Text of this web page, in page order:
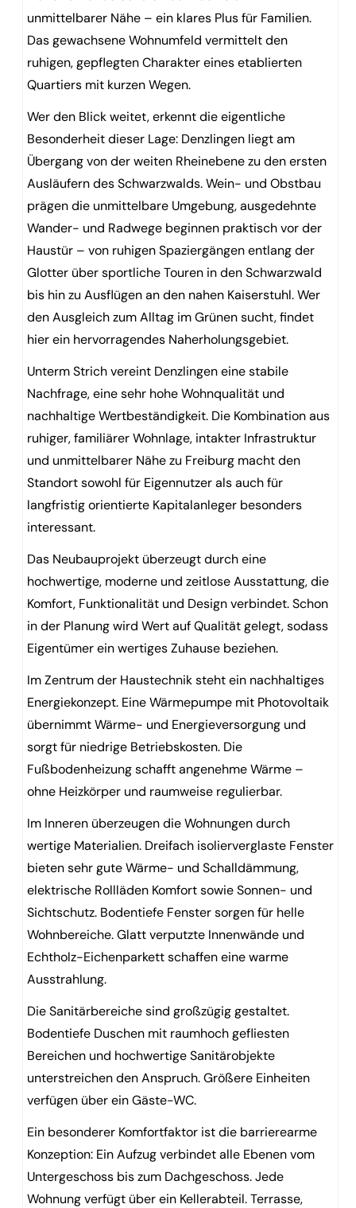
unmittelbarer Nähe – ein klares Plus für Familien.
Das gewachsene Wohnumfeld vermittelt den
ruhigen, gepflegten Charakter eines etablierten
Quartiers mit kurzen Wegen.
Wer den Blick weitet, erkennt die eigentliche
Besonderheit dieser Lage: Denzlingen liegt am
Übergang von der weiten Rheinebene zu den ersten
Ausläufern des Schwarzwalds. Wein- und Obstbau
prägen die unmittelbare Umgebung, ausgedehnte
Wander- und Radwege beginnen praktisch vor der
Haustür – von ruhigen Spaziergängen entlang der
Glotter über sportliche Touren in den Schwarzwald
bis hin zu Ausflügen an den nahen Kaiserstuhl. Wer
den Ausgleich zum Alltag im Grünen sucht, findet
hier ein hervorragendes Naherholungsgebiet.
Unterm Strich vereint Denzlingen eine stabile
Nachfrage, eine sehr hohe Wohnqualität und
nachhaltige Wertbeständigkeit. Die Kombination aus
ruhiger, familiärer Wohnlage, intakter Infrastruktur
und unmittelbarer Nähe zu Freiburg macht den
Standort sowohl für Eigennutzer als auch für
langfristig orientierte Kapitalanleger besonders
interessant.
Das Neubauprojekt überzeugt durch eine
hochwertige, moderne und zeitlose Ausstattung, die
Komfort, Funktionalität und Design verbindet. Schon
in der Planung wird Wert auf Qualität gelegt, sodass
Eigentümer ein wertiges Zuhause beziehen.
Im Zentrum der Haustechnik steht ein nachhaltiges
Energiekonzept. Eine Wärmepumpe mit Photovoltaik
übernimmt Wärme- und Energieversorgung und
sorgt für niedrige Betriebskosten. Die
Fußbodenheizung schafft angenehme Wärme –
ohne Heizkörper und raumweise regulierbar.
Im Inneren überzeugen die Wohnungen durch
wertige Materialien. Dreifach isolierverglaste Fenster
bieten sehr gute Wärme- und Schalldämmung,
elektrische Rollläden Komfort sowie Sonnen- und
Sichtschutz. Bodentiefe Fenster sorgen für helle
Wohnbereiche. Glatt verputzte Innenwände und
Echtholz-Eichenparkett schaffen eine warme
Ausstrahlung.
Die Sanitärbereiche sind großzügig gestaltet.
Bodentiefe Duschen mit raumhoch gefliesten
Bereichen und hochwertige Sanitärobjekte
unterstreichen den Anspruch. Größere Einheiten
verfügen über ein Gäste-WC.
Ein besonderer Komfortfaktor ist die barrierearme
Konzeption: Ein Aufzug verbindet alle Ebenen vom
Untergeschoss bis zum Dachgeschoss. Jede
Wohnung verfügt über ein Kellerabteil. Terrasse,